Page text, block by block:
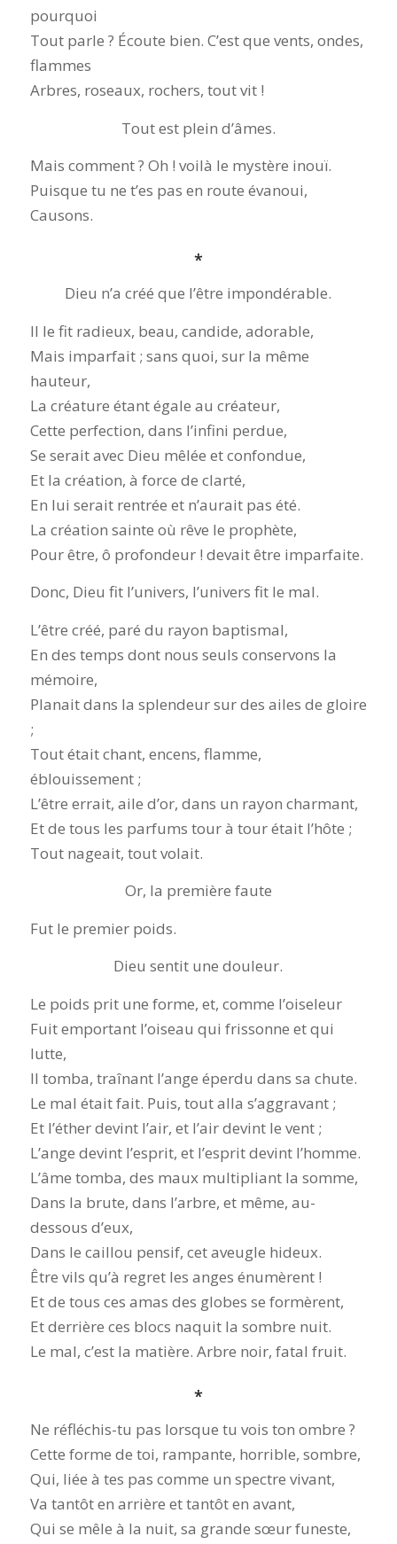
pourquoi
Tout parle ? Écoute bien. C’est que vents, ondes,
flammes
Arbres, roseaux, rochers, tout vit !
Tout est plein d’âmes.
Mais comment ? Oh ! voilà le mystère inouï.
Puisque tu ne t’es pas en route évanoui,
Causons.
*
Dieu n’a créé que l’être impondérable.
Il le fit radieux, beau, candide, adorable,
Mais imparfait ; sans quoi, sur la même
hauteur,
La créature étant égale au créateur,
Cette perfection, dans l’infini perdue,
Se serait avec Dieu mêlée et confondue,
Et la création, à force de clarté,
En lui serait rentrée et n’aurait pas été.
La création sainte où rêve le prophète,
Pour être, ô profondeur ! devait être imparfaite.
Donc, Dieu fit l’univers, l’univers fit le mal.
L’être créé, paré du rayon baptismal,
En des temps dont nous seuls conservons la
mémoire,
Planait dans la splendeur sur des ailes de gloire
;
Tout était chant, encens, flamme,
éblouissement ;
L’être errait, aile d’or, dans un rayon charmant,
Et de tous les parfums tour à tour était l’hôte ;
Tout nageait, tout volait.
Or, la première faute
Fut le premier poids.
Dieu sentit une douleur.
Le poids prit une forme, et, comme l’oiseleur
Fuit emportant l’oiseau qui frissonne et qui
lutte,
Il tomba, traînant l’ange éperdu dans sa chute.
Le mal était fait. Puis, tout alla s’aggravant ;
Et l’éther devint l’air, et l’air devint le vent ;
L’ange devint l’esprit, et l’esprit devint l’homme.
L’âme tomba, des maux multipliant la somme,
Dans la brute, dans l’arbre, et même, au-
dessous d’eux,
Dans le caillou pensif, cet aveugle hideux.
Être vils qu’à regret les anges énumèrent !
Et de tous ces amas des globes se formèrent,
Et derrière ces blocs naquit la sombre nuit.
Le mal, c’est la matière. Arbre noir, fatal fruit.
*
Ne réfléchis-tu pas lorsque tu vois ton ombre ?
Cette forme de toi, rampante, horrible, sombre,
Qui, liée à tes pas comme un spectre vivant,
Va tantôt en arrière et tantôt en avant,
Qui se mêle à la nuit, sa grande sœur funeste,